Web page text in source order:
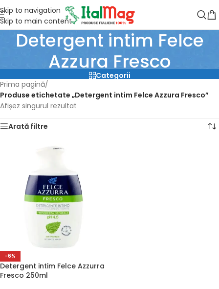
Skip to navigation
Skip to main content
Detergent intim Felce
Azzura Fresco
Categorii
Prima pagină/
Produse etichetate „Detergent intim Felce Azzura Fresco”
Afișez singurul rezultat
Arată filtre
-6%
Detergent intim Felce Azzurra
Fresco 250ml